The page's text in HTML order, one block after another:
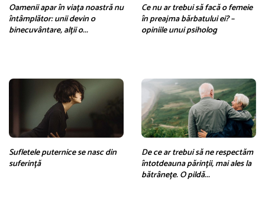
Oamenii apar în viața noastră nu
întâmplător: unii devin o
binecuvântare, alții o...
Ce nu ar trebui să facă o femeie
în preajma bărbatului ei? –
opiniile unui psiholog
Sufletele puternice se nasc din
suferință
De ce ar trebui să ne respectăm
întotdeauna părinții, mai ales la
bătrânețe. O pildă...